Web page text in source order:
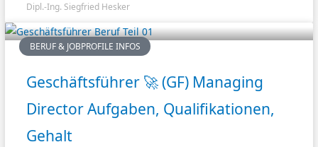
Dipl.-Ing. Siegfried Hesker
BERUF & JOBPROFILE INFOS
Geschäftsführer 🚀 (GF) Managing
Director Aufgaben, Qualifikationen,
Gehalt